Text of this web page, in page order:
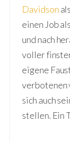
Davidson
einen Job
und nach
voller
eigene
verbotenen
sich auch
stellen. Ein